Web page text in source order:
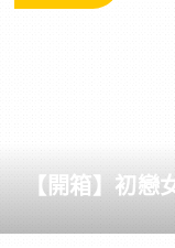
遊
戲
【開箱】初